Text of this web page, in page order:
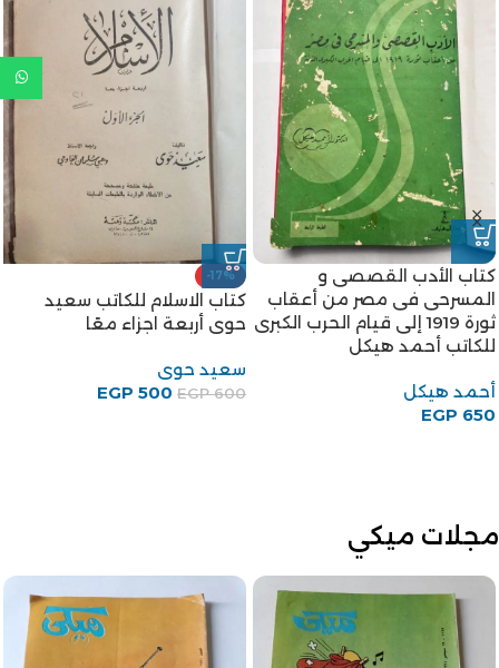
كتاب الأدب القصصى و
المسرحى فى مصر من أعقاب
ثورة 1919 إلى قيام الحرب الكبرى
للكاتب أحمد هيكل
أحمد هيكل
EGP 650
-17%
كتاب الاسلام للكاتب سعيد
حوى أربعة اجزاء معًا
سعيد حوى
EGP600
EGP 500
مجلات ميكي